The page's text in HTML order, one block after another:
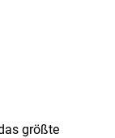
größte